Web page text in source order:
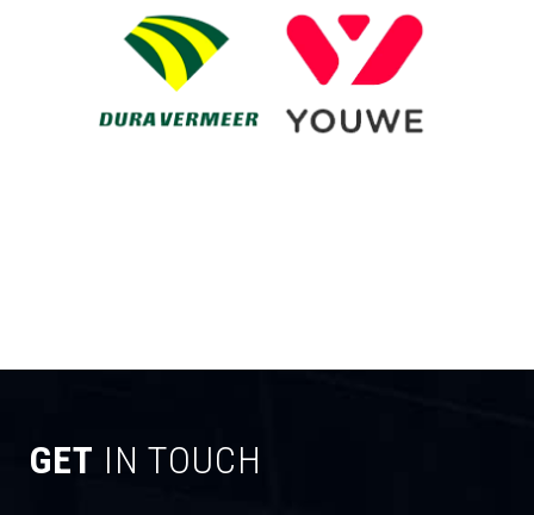
GET IN TOUCH